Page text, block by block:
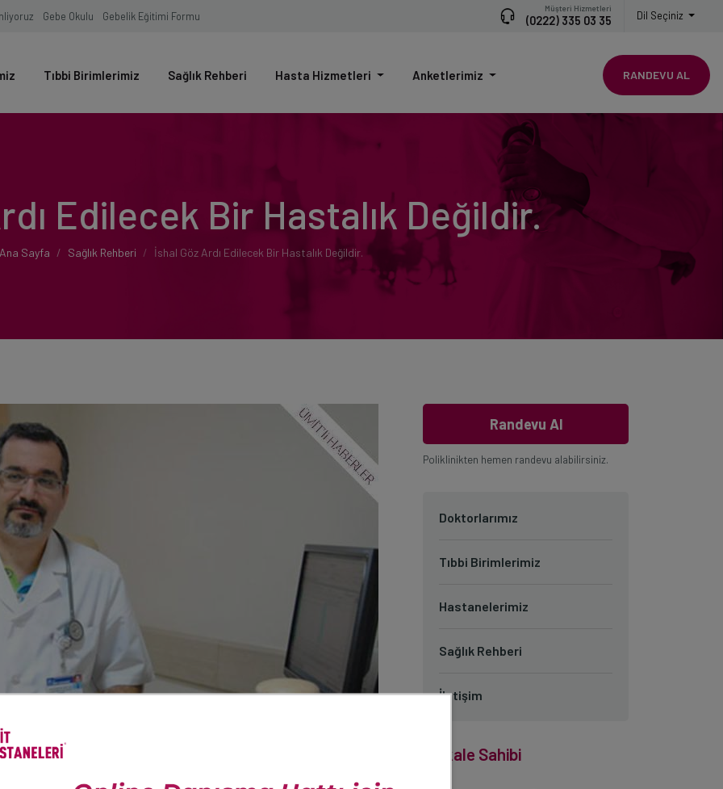
Gebe Okulu Gebelik Eğitimi Formu
Müşteri Hizmetleri
(0222) 335 03 35 Dil Seçiniz
Tıbbi Birimlerimiz Sağlık Rehberi Hasta Hizmetleri Anketlerimiz RANDEVU AL
Edilecek Bir Hastalık Değildir.
Ana Sayfa Sağlık Rehberi İshal Göz Ardı Edilecek Bir Hastalık Değildir.
Randevu Al
Poliklinikten hemen randevu alabilirsiniz.
Doktorlarımız
Tıbbi Birimlerimiz
Hastanelerimiz
Sağlık Rehberi
İletişim
Makale Sahibi